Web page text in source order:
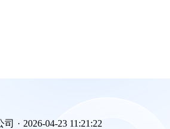
司 · 2026-04-23 11:21:22